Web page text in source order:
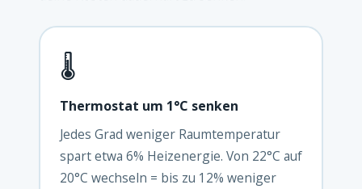
🌡️
Thermostat um 1°C senken
Jedes Grad weniger Raumtemperatur
spart etwa 6% Heizenergie. Von 22°C auf
20°C wechseln = bis zu 12% weniger